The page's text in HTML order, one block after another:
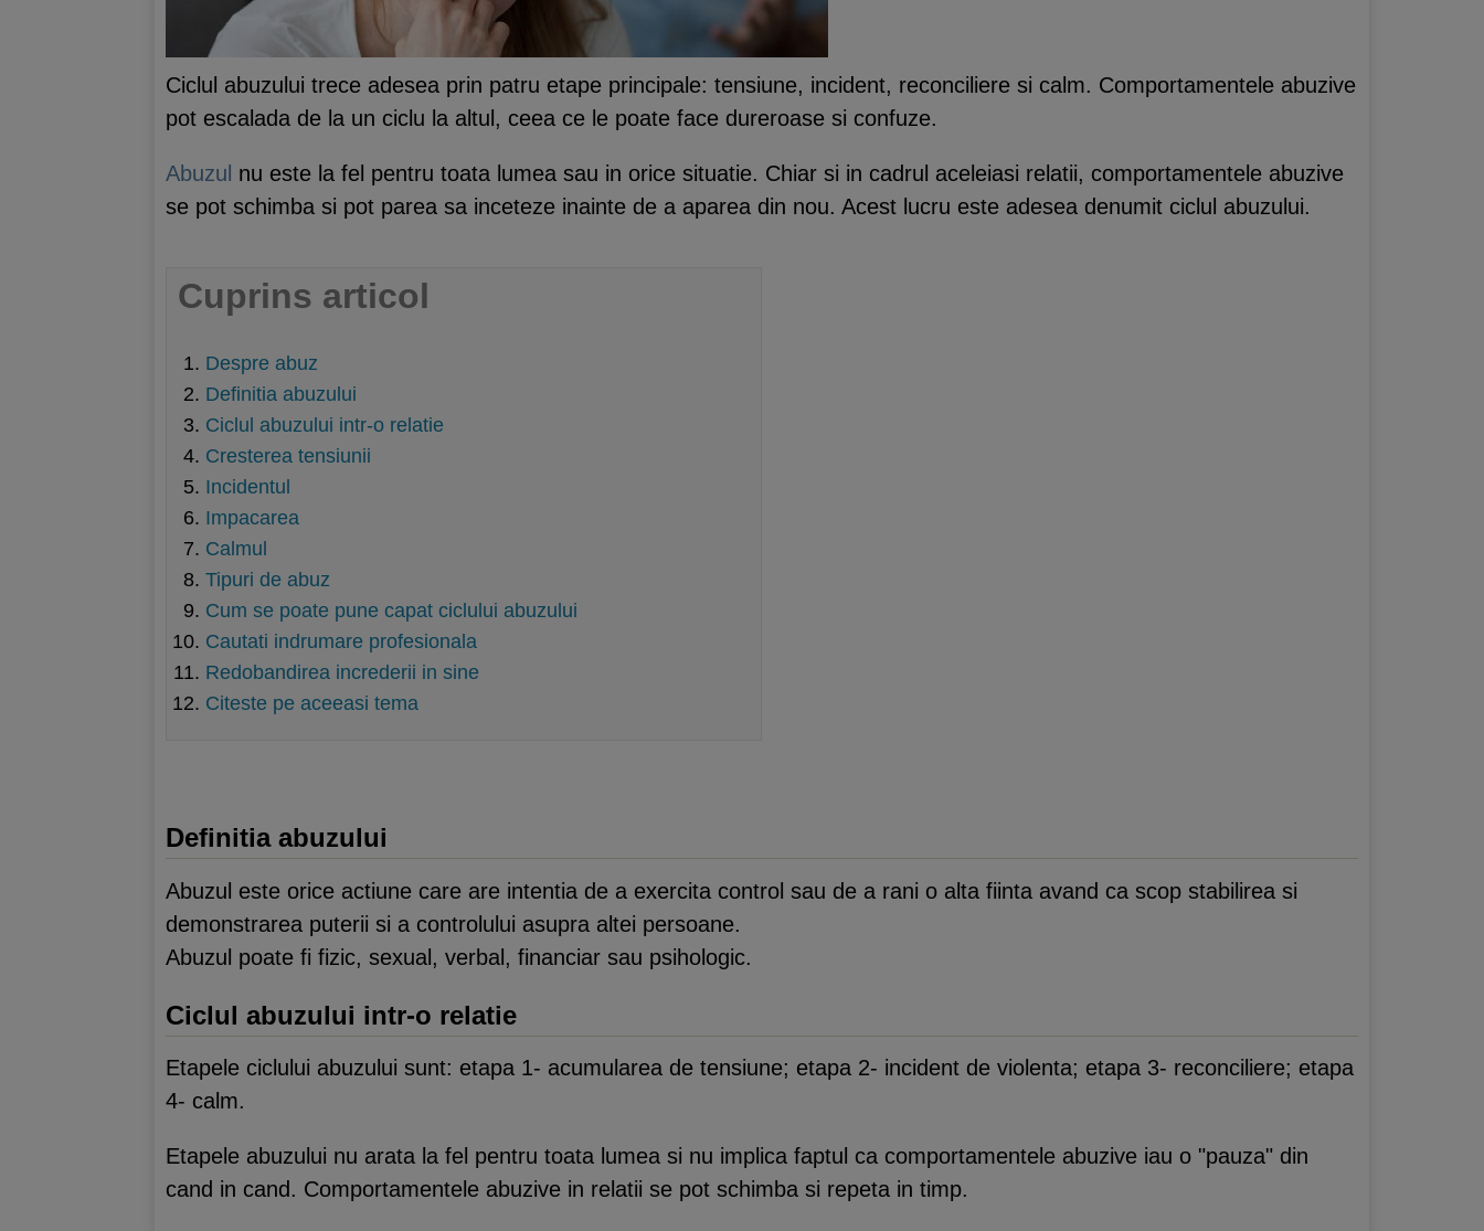
Ciclul abuzului trece adesea prin patru etape principale: tensiune, incident, reconciliere si calm. Comportamentele abuzive
pot escalada de la un ciclu la altul, ceea ce le poate face dureroase si confuze.
Abuzul nu este la fel pentru toata lumea sau in orice situatie. Chiar si in cadrul aceleiasi relatii, comportamentele abuzive
se pot schimba si pot parea sa inceteze inainte de a aparea din nou. Acest lucru este adesea denumit ciclul abuzului.
Cuprins articol
Despre abuz
Definitia abuzului
Ciclul abuzului intr-o relatie
Cresterea tensiunii
Incidentul
Impacarea
Calmul
Tipuri de abuz
Cum se poate pune capat ciclului abuzului
Cautati indrumare profesionala
Redobandirea increderii in sine
Citeste pe aceeasi tema
Definitia abuzului
Abuzul este orice actiune care are intentia de a exercita control sau de a rani o alta fiinta avand ca scop stabilirea si
demonstrarea puterii si a controlului asupra altei persoane.
Abuzul poate fi fizic, sexual, verbal, financiar sau psihologic.
Ciclul abuzului intr-o relatie
Etapele ciclului abuzului sunt: etapa 1- acumularea de tensiune; etapa 2- incident de violenta; etapa 3- reconciliere; etapa
4- calm.
Etapele abuzului nu arata la fel pentru toata lumea si nu implica faptul ca comportamentele abuzive iau o "pauza" din
cand in cand. Comportamentele abuzive in relatii se pot schimba si repeta in timp.